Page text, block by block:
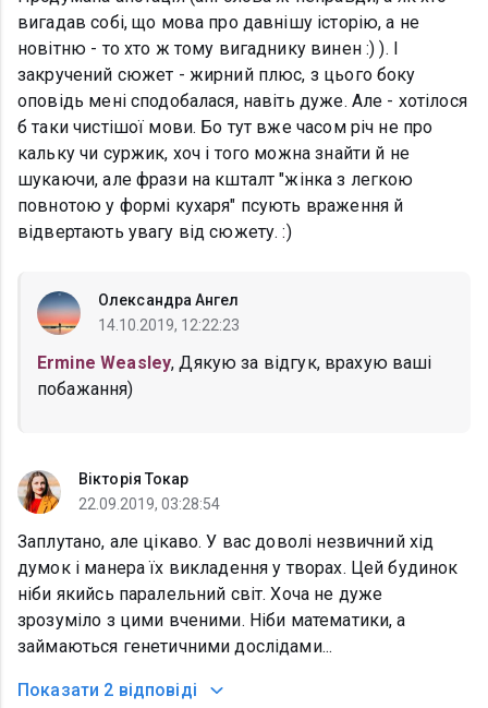
вигадав собі, що мова про давнішу історію, а не
новітню - то хто ж тому вигаднику винен :) ). І
закручений сюжет - жирний плюс, з цього боку
оповідь мені сподобалася, навіть дуже. Але - хотілося
б таки чистішої мови. Бо тут вже часом річ не про
кальку чи суржик, хоч і того можна знайти й не
шукаючи, але фрази на кшталт "жінка з легкою
повнотою у формі кухаря" псують враження й
відвертають увагу від сюжету. :)
Олександра Ангел
14.10.2019, 12:22:23
Ermine Weasley, Дякую за відгук, врахую ваші
побажання)
Вікторія Токар
22.09.2019, 03:28:54
Заплутано, але цікаво. У вас доволі незвичний хід
думок і манера їх викладення у творах. Цей будинок
ніби якийсь паралельний світ. Хоча не дуже
зрозуміло з цими вченими. Ніби математики, а
займаються генетичними дослідами...
Показати 2 відповіді